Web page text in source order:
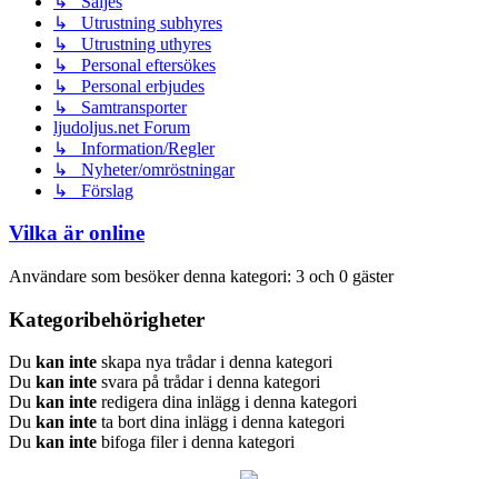
↳ Utrustning subhyres
↳ Utrustning uthyres
↳ Personal eftersökes
↳ Personal erbjudes
↳ Samtransporter
ljudoljus.net Forum
↳ Information/Regler
↳ Nyheter/omröstningar
↳ Förslag
Vilka är online
Användare som besöker denna kategori: 3 och 0 gäster
Kategoribehörigheter
Du kan inte skapa nya trådar i denna kategori
Du kan inte svara på trådar i denna kategori
Du kan inte redigera dina inlägg i denna kategori
Du kan inte ta bort dina inlägg i denna kategori
Du kan inte bifoga filer i denna kategori